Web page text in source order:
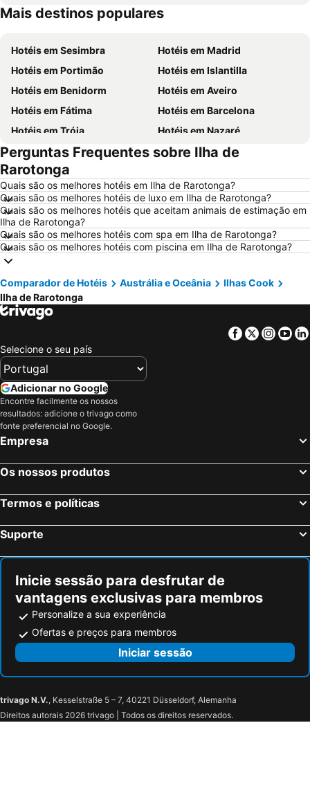
Hotéis em Madeira
Hotéis em Espanha
Mais destinos populares
Hotéis em Sesimbra
Hotéis em Madrid
Hotéis em Portimão
Hotéis em Islantilla
Hotéis em Benidorm
Hotéis em Aveiro
Hotéis em Fátima
Hotéis em Barcelona
Hotéis em Tróia
Hotéis em Nazaré
Hotéis em Évora
Hotéis em Peniche
Hotéis em Porto Santo
Hotéis em Sangenjo
Hotéis em Vila Nova de Milfontes
Hotéis em Vilamoura
Hotéis em Vigo
Hotéis em Roma
Hotéis em Centro de Portugal
Hotéis em Sul de Espanha
Hotéis em Málaga
Hotéis em Minorca
Hotéis em Ibiza
Hotéis em Ilha do Sal
Hotéis em Costa da Luz
Hotéis em Serra da Estrela
Hotéis em Costa do Sol
Hotéis em Tenerife
Hotéis em São Miguel
Perguntas Frequentes sobre Ilha de
Rarotonga
Quais são os melhores hotéis em Ilha de Rarotonga?
Quais são os melhores hotéis de luxo em Ilha de Rarotonga?
Quais são os melhores hotéis que aceitam animais de estimação em
Ilha de Rarotonga?
Quais são os melhores hotéis com spa em Ilha de Rarotonga?
Quais são os melhores hotéis com piscina em Ilha de Rarotonga?
Comparador de Hotéis Austrália e Oceânia
Ilhas Cook
Ilha de Rarotonga
Facebook
Twitter
Selecione o seu país
Adicionar no Google
Encontre facilmente os nossos
resultados: adicione o trivago como
fonte preferencial no Google.
Empresa
Os nossos produtos
Termos e políticas
Suporte
Inicie sessão para desfrutar de
vantagens exclusivas para membros
Personalize a sua experiência
Ofertas e preços para membros
Iniciar sessão
trivago N.V., Kesselstraße 5 – 7, 40221 Düsseldorf, Alemanha
Direitos autorais 2026 trivago | Todos os direitos reservados.